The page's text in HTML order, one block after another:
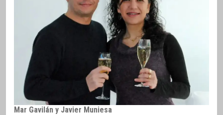
Mar Gavilán y Javier Muniesa